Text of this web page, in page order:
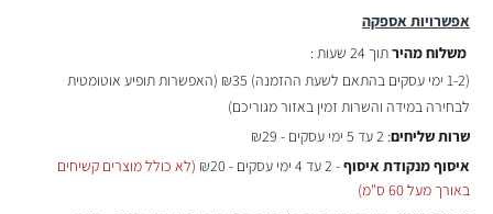
אפשרויות אספקה
משלוח מהירתוך 24 שעות :
(1-2 ימי עסקים בהתאם לשעת ההזמנה)
₪35 (האפשרות תופיע אוטומטית
לבחירה במידה והשרות זמין באזור מגוריכם)
שרות שליחים: 2 עד 5 ימי עסקים - ₪29
איסוף מנקודת איסוף- 2 עד 4 ימי עסקים - ₪20
(לא כולל מוצרים קשיחים
באורך מעל 60 ס"מ)